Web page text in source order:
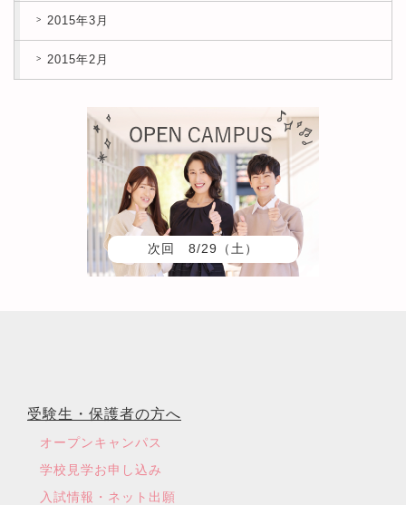
2015年3月
2015年2月
次回 8/29（土）
受験生・保護者の方へ
オープンキャンパス
学校見学お申し込み
入試情報・ネット出願